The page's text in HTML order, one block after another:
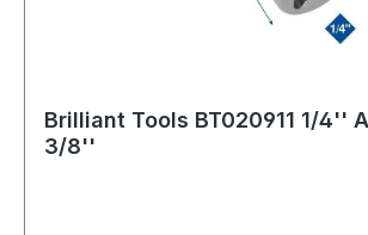
Brilliant Tools BT020911 1/4'' Adapter auf
3/8''